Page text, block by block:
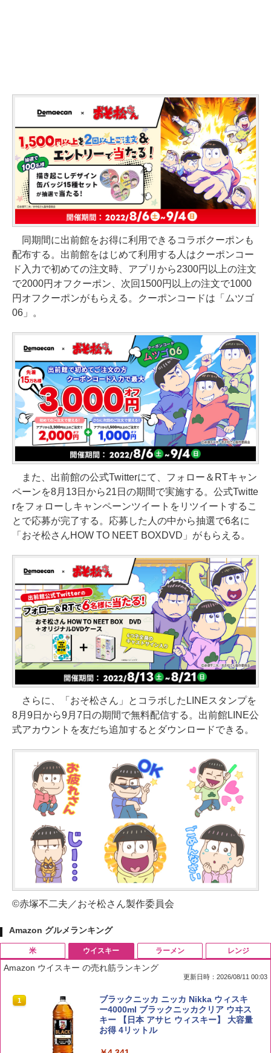
同期間に出前館をお得に利用できるコラボクーポンも
配布する。出前館をはじめて利用する人はクーポンコー
ド入力で初めての注文時、アプリから2300円以上の注文
で2000円オフクーポン、次回1500円以上の注文で1000
円オフクーポンがもらえる。クーポンコードは「ムツゴ
06」。
また、出前館の公式Twitterにて、フォロー＆RTキャン
ペーンを8月13日から21日の期間で実施する。公式Twitte
rをフォローしキャンペーンツイートをリツイートするこ
とで応募が完了する。応募した人の中から抽選で6名に
「おそ松さんHOW TO NEET BOXDVD」がもらえる。
さらに、「おそ松さん」とコラボしたLINEスタンプを
8月9日から9月7日の期間で無料配信する。出前館LINE公
式アカウントを友だち追加するとダウンロードできる。
©赤塚不二夫／おそ松さん製作委員会
Amazon グルメランキング
米
1 by Amazon 国産ブレンド米 精米 5kg
￥2,650
ウイスキー
Amazon ウイスキー の売れ筋ランキング
更新日時：2026/08/11 00:03
1
ブラックニッカ ニッカ Nikka ウィスキ
ー4000ml ブラックニッカクリア ウヰス
キー 【日本 アサヒ ウィスキー】 大容量
お得 4リットル
ラーメン レンジ